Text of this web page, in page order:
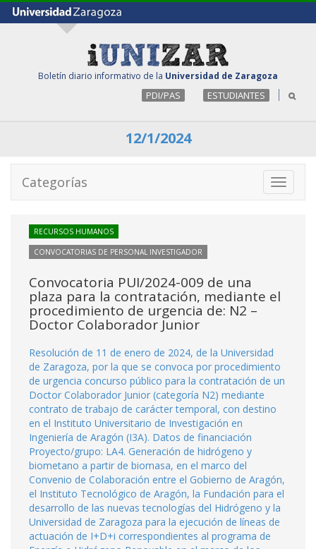
Boletín diario informativo de la Universidad de Zaragoza
PDI/PAS ESTUDIANTES
12/1/2024
Toggle
Categorías
RECURSOS HUMANOS
CONVOCATORIAS DE PERSONAL INVESTIGADOR
Convocatoria PUI/2024-009 de una
plaza para la contratación, mediante el
procedimiento de urgencia de: N2 –
Doctor Colaborador Junior
Resolución de 11 de enero de 2024, de la Universidad
de Zaragoza, por la que se convoca por procedimiento
de urgencia concurso público para la contratación de un
Doctor Colaborador Junior (categoría N2) mediante
contrato de trabajo de carácter temporal, con destino
en el Instituto Universitario de Investigación en
Ingeniería de Aragón (I3A). Datos de financiación
Proyecto/grupo: LA4. Generación de hidrógeno y
biometano a partir de biomasa, en el marco del
Convenio de Colaboración entre el Gobierno de Aragón,
el Instituto Tecnológico de Aragón, la Fundación para el
desarrollo de las nuevas tecnologías del Hidrógeno y la
Universidad de Zaragoza para la ejecución de líneas de
actuación de I+D+i correspondientes al programa de